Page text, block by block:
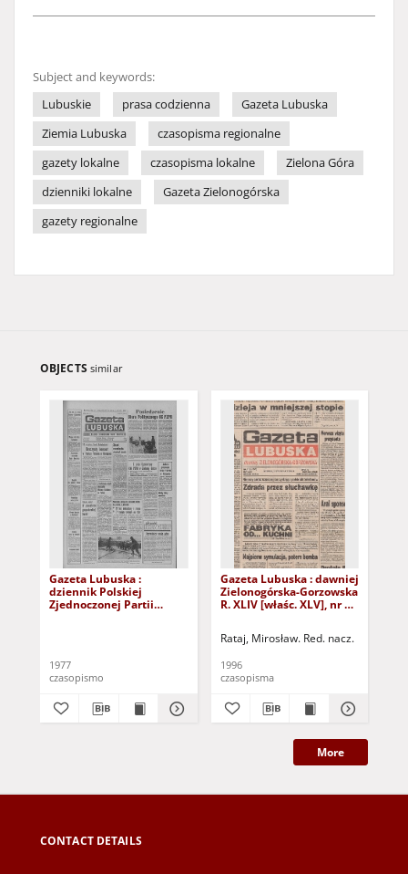
Subject and keywords:
Lubuskie
prasa codzienna
Gazeta Lubuska
Ziemia Lubuska
czasopisma regionalne
gazety lokalne
czasopisma lokalne
Zielona Góra
dzienniki lokalne
Gazeta Zielonogórska
gazety regionalne
OBJECTS similar
Gazeta Lubuska :
dziennik Polskiej
Zjednoczonej Partii
1977
czasopismo
Gazeta Lubuska : dawniej
Zielonogórska-Gorzowska
R. XLIV [właśc. XLV], nr 52
Rataj, Mirosław. Red. nacz.
1996
czasopisma
More
CONTACT DETAILS